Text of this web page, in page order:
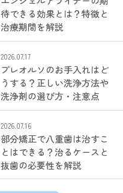
待できる効果とは？特徴と
治療期間を解説
2026.07.17
プレオルソのお手入れはど
うする？正しい洗浄方法や
洗浄剤の選び方・注意点
2026.07.16
部分矯正で八重歯は治すこ
とはできる？治るケースと
抜歯の必要性を解説